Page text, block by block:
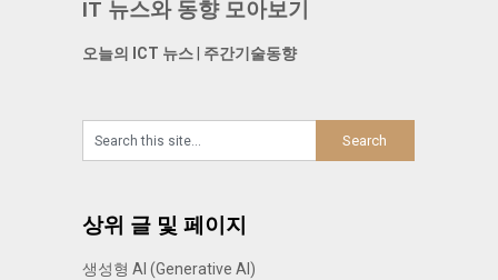
IT 뉴스와 동향 모아보기
오늘의 ICT 뉴스| 주간기술동향
상위 글 및 페이지
생성형 AI (Generative AI)